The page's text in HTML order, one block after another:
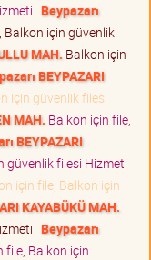
Beypazarı
Balkon için güvenlik
MAH. Balkon için
BEYPAZARI
için güvenlik filesi
MAH. Balkon için file,
BEYPAZARI
güvenlik filesi Hizmeti
için file, Balkon için
KAYABÜKÜ MAH.
Beypazarı
file, Balkon için